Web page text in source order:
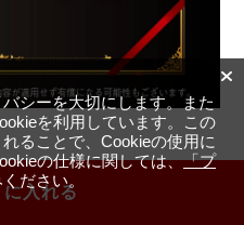
入れる
シーを大切にします。また
を利用しています。この
ることで、Cookieの使用に
の仕様に関しては、「プ
ださい。